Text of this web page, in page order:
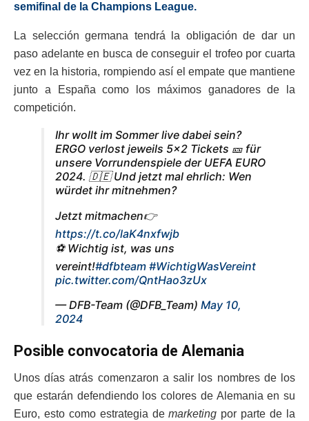
semifinal de la Champions League.
La selección germana tendrá la obligación de dar un
paso adelante en busca de conseguir el trofeo por cuarta
vez en la historia, rompiendo así el empate que mantiene
junto a España como los máximos ganadores de la
competición.
Ihr wollt im Sommer live dabei sein?
ERGO verlost jeweils 5×2 Tickets 🎫 für
unsere Vorrundenspiele der UEFA EURO
2024. 🇩🇪 Und jetzt mal ehrlich: Wen
würdet ihr mitnehmen?
Jetzt mitmachen👉
https://t.co/laK4nxfwjb
⚽️ Wichtig ist, was uns
vereint!#dfbteam #WichtigWasVereint
pic.twitter.com/QntHao3zUx
— DFB-Team (@DFB_Team) May 10,
2024
Posible convocatoria de Alemania
Unos días atrás comenzaron a salir los nombres de los
que estarán defendiendo los colores de Alemania en su
Euro, esto como estrategia demarketing por parte de la